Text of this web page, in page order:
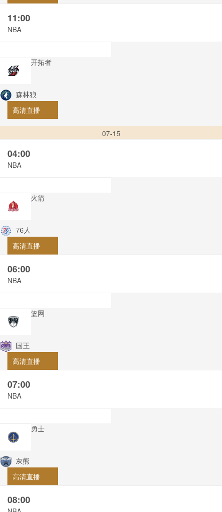
11:00
NBA
开拓者
森林狼
高清直播
07-15
04:00
NBA
火箭
76人
高清直播
06:00
NBA
篮网
国王
高清直播
07:00
NBA
勇士
灰熊
高清直播
08:00